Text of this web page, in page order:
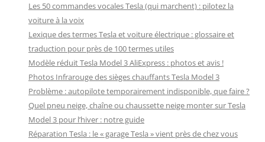
Les 50 commandes vocales Tesla (qui marchent) : pilotez la
voiture à la voix
Lexique des termes Tesla et voiture électrique : glossaire et
traduction pour près de 100 termes utiles
Modèle réduit Tesla Model 3 AliExpress : photos et avis !
Photos Infrarouge des sièges chauffants Tesla Model 3
Problème : autopilote temporairement indisponible, que faire ?
Quel pneu neige, chaîne ou chaussette neige monter sur Tesla
Model 3 pour l’hiver : notre guide
Réparation Tesla : le « garage Tesla » vient près de chez vous